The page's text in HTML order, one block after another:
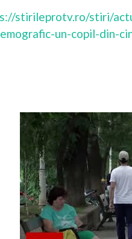
stirileprotv.ro/stiri/
un-copil-din-